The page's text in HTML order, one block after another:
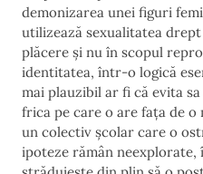
demonizarea unei figuri
utilizează sexualitatea
plăcere și nu în scopul
identitatea, într-o logică
mai plauzibil ar fi că evita
frica pe care o are fața de
un colectiv școlar care o
ipoteze rămân neexplorate,